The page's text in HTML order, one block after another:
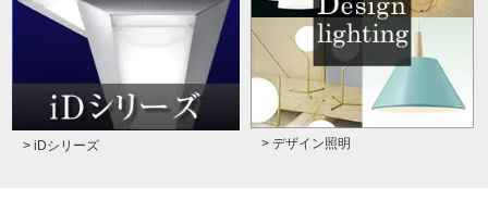
> iDシリーズ > デザイン照明